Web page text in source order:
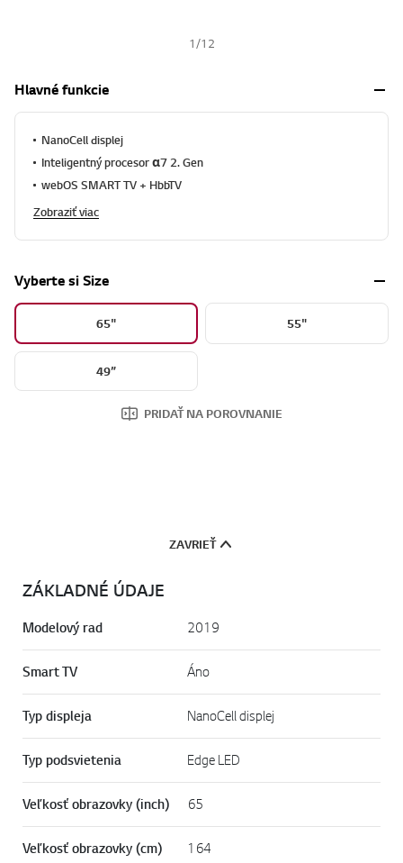
1 /12
Hlavné funkcie
NanoCell displej
Inteligentný procesor α7 2. Gen
webOS SMART TV + HbbTV
Zobraziť viac
Vyberte si Size
65" 55"
49”
PRIDAŤ NA POROVNANIE
ZAVRIEŤ
ZÁKLADNÉ ÚDAJE
Modelový rad 2019
Smart TV Áno
Typ displeja NanoCell displej
Typ podsvietenia Edge LED
Veľkosť obrazovky (inch) 65
Veľkosť obrazovky (cm) 164